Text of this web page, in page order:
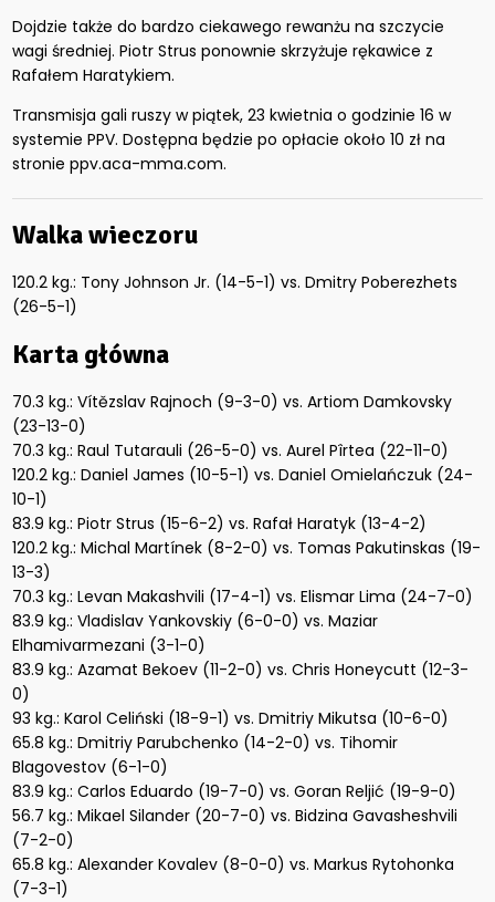
Dojdzie także do bardzo ciekawego rewanżu na szczycie
wagi średniej. Piotr Strus ponownie skrzyżuje rękawice z
Rafałem Haratykiem.
Transmisja gali ruszy w piątek, 23 kwietnia o godzinie 16 w
systemie PPV. Dostępna będzie po opłacie około 10 zł na
stronie ppv.aca-mma.com.
Walka wieczoru
120.2 kg.: Tony Johnson Jr. (14-5-1) vs. Dmitry Poberezhets
(26-5-1)
Karta główna
70.3 kg.: Vítězslav Rajnoch (9-3-0) vs. Artiom Damkovsky
(23-13-0)
70.3 kg.: Raul Tutarauli (26-5-0) vs. Aurel Pîrtea (22-11-0)
120.2 kg.: Daniel James (10-5-1) vs. Daniel Omielańczuk (24-
10-1)
83.9 kg.: Piotr Strus (15-6-2) vs. Rafał Haratyk (13-4-2)
120.2 kg.: Michal Martínek (8-2-0) vs. Tomas Pakutinskas (19-
13-3)
70.3 kg.: Levan Makashvili (17-4-1) vs. Elismar Lima (24-7-0)
83.9 kg.: Vladislav Yankovskiy (6-0-0) vs. Maziar
Elhamivarmezani (3-1-0)
83.9 kg.: Azamat Bekoev (11-2-0) vs. Chris Honeycutt (12-3-
0)
93 kg.: Karol Celiński (18-9-1) vs. Dmitriy Mikutsa (10-6-0)
65.8 kg.: Dmitriy Parubchenko (14-2-0) vs. Tihomir
Blagovestov (6-1-0)
83.9 kg.: Carlos Eduardo (19-7-0) vs. Goran Reljić (19-9-0)
56.7 kg.: Mikael Silander (20-7-0) vs. Bidzina Gavasheshvili
(7-2-0)
65.8 kg.: Alexander Kovalev (8-0-0) vs. Markus Rytohonka
(7-3-1)